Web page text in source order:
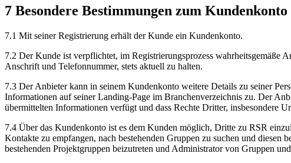
7 Besondere Bestimmungen zum Kundenkonto
7.1 Mit seiner Registrierung erhält der Kunde ein Kundenkonto.
7.2 Der Kunde ist verpflichtet, im Registrierungsprozess wahrheitsgemäße
Anschrift und Telefonnummer, stets aktuell zu halten.
7.3 Der Anbieter kann in seinem Kundenkonto weitere Details zu seiner
Informationen auf seiner Landing-Page im Branchenverzeichnis zu. Der
übermittelten Informationen verfügt und dass Rechte Dritter, insbesondere
7.4 Über das Kundenkonto ist es dem Kunden möglich, Dritte zu RSR
Kontakte zu empfangen, nach bestehenden Gruppen zu suchen und
bestehenden Projektgruppen beizutreten und Administrator von Gruppen